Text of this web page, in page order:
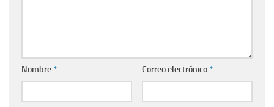
Nombre* Correo electrónico*